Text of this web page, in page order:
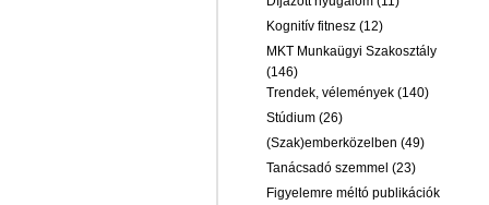
Kognitív fitnesz (12)
MKT Munkaügyi Szakosztály
(146)
Trendek, vélemények (140)
Stúdium (26)
(Szak)emberközelben (49)
Tanácsadó szemmel (23)
Figyelemre méltó publikációk